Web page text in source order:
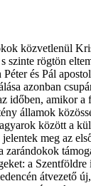
közvetlenül
szinte rögtön
és Pál
azonban
időben, amikor a
államok
között a
meg az
zarándokok
a Szentföldre
átvezető